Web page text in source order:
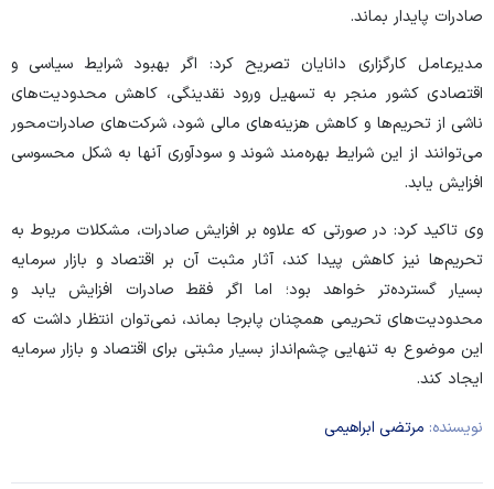
صادرات پایدار بماند.
مدیرعامل کارگزاری دانایان تصریح کرد: اگر بهبود شرایط سیاسی و
اقتصادی کشور منجر به تسهیل ورود نقدینگی، کاهش محدودیت‌های
ناشی از تحریم‌ها و کاهش هزینه‌های مالی شود، شرکت‌های صادرات‌محور
می‌توانند از این شرایط بهره‌مند شوند و سودآوری آنها به شکل محسوسی
افزایش یابد.
وی تاکید کرد: در صورتی که علاوه بر افزایش صادرات، مشکلات مربوط به
تحریم‌ها نیز کاهش پیدا کند، آثار مثبت آن بر اقتصاد و بازار سرمایه
بسیار گسترده‌تر خواهد بود؛ اما اگر فقط صادرات افزایش یابد و
محدودیت‌های تحریمی همچنان پابرجا بماند، نمی‌توان انتظار داشت که
این موضوع به تنهایی چشم‌انداز بسیار مثبتی برای اقتصاد و بازار سرمایه
ایجاد کند.
نویسنده: مرتضی ابراهیمی